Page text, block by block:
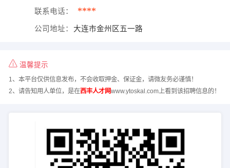
联系电话： ****
公司地址： 大连市金州区五一路
温馨提示
1、本平台仅供信息发布，不会收取押金、保证金，请微友务必谨慎！
2、请告知用人单位，是在西丰人才网www.ytoskal.com上看到该招聘信息的！